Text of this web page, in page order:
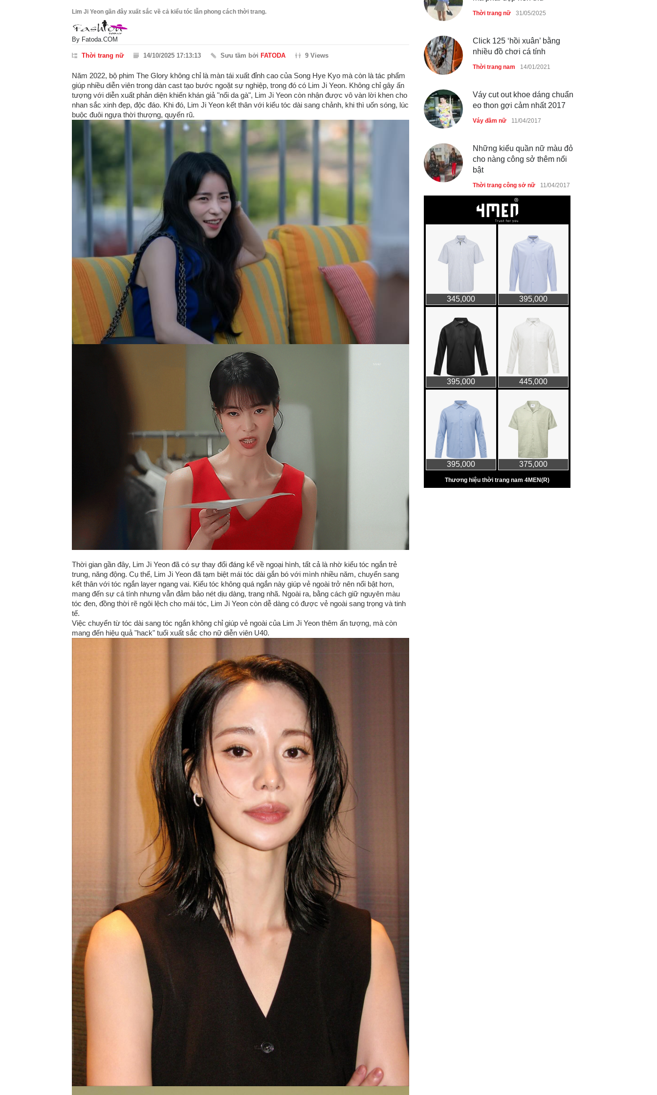
Lim Ji Yeon gần đây xuất sắc về cả kiểu tóc lẫn phong cách thời trang.
By Fatoda.COM
Thời trang nữ 14/10/2025 17:13:13 Sưu tầm bởi FATODA 9 Views
Năm 2022, bộ phim The Glory không chỉ là màn tái xuất đỉnh cao của Song Hye Kyo mà còn là tác phẩm
giúp nhiều diễn viên trong dàn cast tạo bước ngoặt sự nghiệp, trong đó có Lim Ji Yeon. Không chỉ gây ấn
tượng với diễn xuất phản diện khiến khán giả "nổi da gà", Lim Ji Yeon còn nhận được vô vàn lời khen cho
nhan sắc xinh đẹp, độc đáo. Khi đó, Lim Ji Yeon kết thân với kiểu tóc dài sang chảnh, khi thì uốn sóng, lúc
buộc đuôi ngựa thời thượng, quyến rũ.
Thời gian gần đây, Lim Ji Yeon đã có sự thay đổi đáng kể về ngoại hình, tất cả là nhờ kiểu tóc ngắn trẻ
trung, năng động. Cụ thể, Lim Ji Yeon đã tạm biệt mái tóc dài gắn bó với mình nhiều năm, chuyển sang
kết thân với tóc ngắn layer ngang vai. Kiểu tóc không quá ngắn này giúp vẻ ngoài trở nên nổi bật hơn,
mang đến sự cá tính nhưng vẫn đảm bảo nét dịu dàng, trang nhã. Ngoài ra, bằng cách giữ nguyên màu
tóc đen, đồng thời rẽ ngôi lệch cho mái tóc, Lim Ji Yeon còn dễ dàng có được vẻ ngoài sang trọng và tinh
tế.
Việc chuyển từ tóc dài sang tóc ngắn không chỉ giúp vẻ ngoài của Lim Ji Yeon thêm ấn tượng, mà còn
mang đến hiệu quả "hack" tuổi xuất sắc cho nữ diễn viên U40.
Thời trang nữ 31/05/2025
Click 125 ‘hồi xuân’ bằng
nhiều đồ chơi cá tính
Thời trang nam 14/01/2021
Váy cut out khoe dáng chuẩn
eo thon gợi cảm nhất 2017
Váy đầm nữ 11/04/2017
Những kiểu quần nữ màu đỏ
cho nàng công sở thêm nổi
bật
Thời trang công sở nữ 11/04/2017